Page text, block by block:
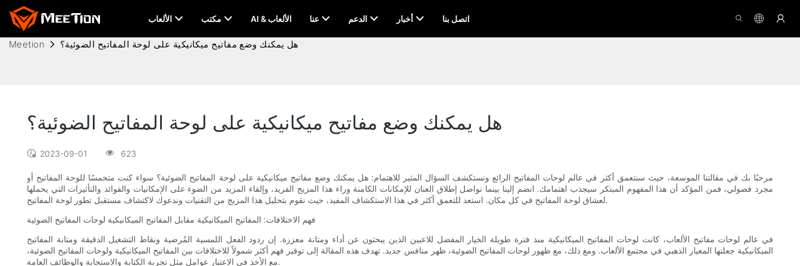
الألعاب مكتب AI & الألعاب عنا الدعم أخبار اتصل بنا
Meetion هل يمكنك وضع مفاتيح ميكانيكية على لوحة المفاتيح الضوئية؟
هل يمكنك وضع مفاتيح ميكانيكية على لوحة المفاتيح الضوئية؟
2023-09-01 623
مرحبًا بك في مقالتنا الموسعة، حيث سنتعمق أكثر في عالم لوحات المفاتيح الرائع ونستكشف السؤال المثير للاهتمام: هل يمكنك وضع مفاتيح ميكانيكية على لوحة المفاتيح الضوئية؟ سواء كنت متحمسًا للوحة المفاتيح أو
مجرد فضولي، فمن المؤكد أن هذا المفهوم المبتكر سيجذب اهتمامك. انضم إلينا بينما نواصل إطلاق العنان للإمكانات الكامنة وراء هذا المزيج الفريد، وإلقاء المزيد من الضوء على الإمكانيات والفوائد والتأثيرات التي يحملها
لعشاق لوحة المفاتيح في كل مكان. استعد للتعمق أكثر في هذا الاستكشاف المفيد، حيث نقوم بتحليل هذا المزيج من التقنيات وندعوك لاكتشاف مستقبل تطور لوحة المفاتيح.
فهم الاختلافات: المفاتيح الميكانيكية مقابل المفاتيح الميكانيكية لوحات المفاتيح الضوئية
في عالم لوحات مفاتيح الألعاب، كانت لوحات المفاتيح الميكانيكية منذ فترة طويلة الخيار المفضل للاعبين الذين يبحثون عن أداء ومتانة معززة. إن ردود الفعل اللمسية المُرضية ونقاط التشغيل الدقيقة ومتانة المفاتيح
الميكانيكية جعلتها المعيار الذهبي في مجتمع الألعاب. ومع ذلك، مع ظهور لوحات المفاتيح الضوئية، ظهر منافس جديد. تهدف هذه المقالة إلى توفير فهم أكثر شمولاً للاختلافات بين المفاتيح الميكانيكية ولوحات المفاتيح الضوئية،
مع الأخذ في الاعتبار عوامل مثل تجربة الكتابة والاستجابة والوظائف العامة.